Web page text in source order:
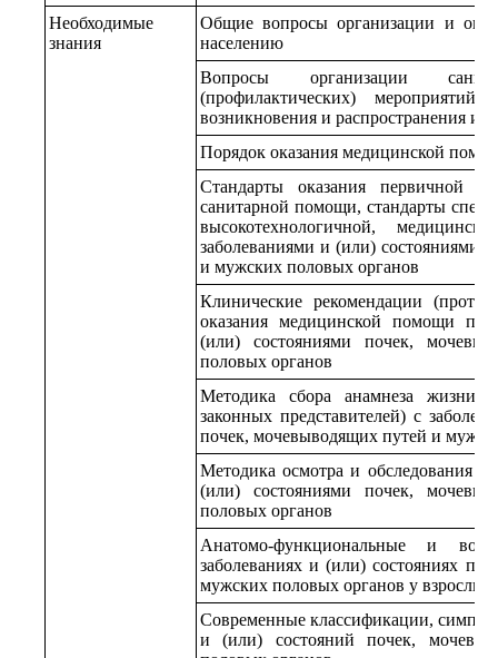
Необходимые
знания
Общие вопросы организации и
населению
Вопросы организации
(профилактических)
возникновения и распространения
Порядок оказания медицинской
Стандарты оказания первичной
санитарной помощи, стандарты
высокотехнологичной,
заболеваниями и (или) состояниями
и мужских половых органов
Клинические рекомендации
оказания медицинской помощи
(или) состояниями почек,
половых органов
Методика сбора анамнеза
законных представителей) с
почек, мочевыводящих путей и
Методика осмотра и обследования
(или) состояниями почек,
половых органов
Анатомо-функциональные и
заболеваниях и (или) состояниях
мужских половых органов у взрослых
Современные классификации,
и (или) состояний почек,